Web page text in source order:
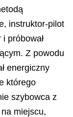
instruktor-pilot
i próbował
Z powodu
energiczny
którego
szybowca z
miejscu,